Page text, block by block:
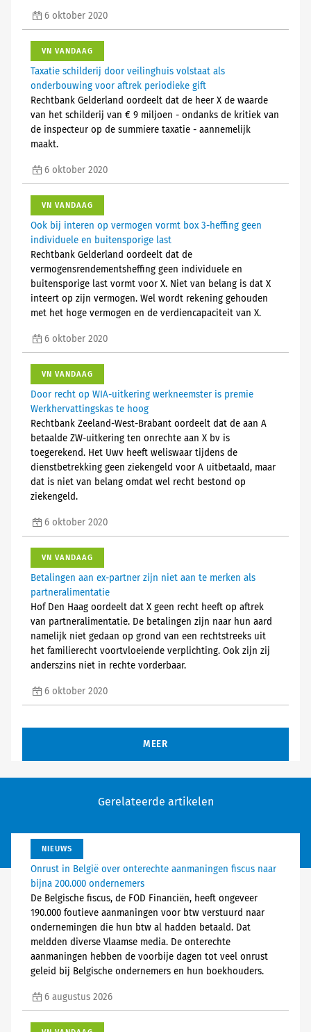
6 oktober 2020
VN VANDAAG
Taxatie schilderij door veilinghuis volstaat als
onderbouwing voor aftrek periodieke gift
Rechtbank Gelderland oordeelt dat de heer X de waarde
van het schilderij van € 9 miljoen - ondanks de kritiek van
de inspecteur op de summiere taxatie - aannemelijk
maakt.
6 oktober 2020
VN VANDAAG
Ook bij interen op vermogen vormt box 3-heffing geen
individuele en buitensporige last
Rechtbank Gelderland oordeelt dat de
vermogensrendementsheffing geen individuele en
buitensporige last vormt voor X. Niet van belang is dat X
inteert op zijn vermogen. Wel wordt rekening gehouden
met het hoge vermogen en de verdiencapaciteit van X.
6 oktober 2020
VN VANDAAG
Door recht op WIA-uitkering werkneemster is premie
Werkhervattingskas te hoog
Rechtbank Zeeland-West-Brabant oordeelt dat de aan A
betaalde ZW-uitkering ten onrechte aan X bv is
toegerekend. Het Uwv heeft weliswaar tijdens de
dienstbetrekking geen ziekengeld voor A uitbetaald, maar
dat is niet van belang omdat wel recht bestond op
ziekengeld.
6 oktober 2020
VN VANDAAG
Betalingen aan ex-partner zijn niet aan te merken als
partneralimentatie
Hof Den Haag oordeelt dat X geen recht heeft op aftrek
van partneralimentatie. De betalingen zijn naar hun aard
namelijk niet gedaan op grond van een rechtstreeks uit
het familierecht voortvloeiende verplichting. Ook zijn zij
anderszins niet in rechte vorderbaar.
6 oktober 2020
MEER
Gerelateerde artikelen
NIEUWS
Onrust in België over onterechte aanmaningen fiscus naar
bijna 200.000 ondernemers
De Belgische fiscus, de FOD Financiën, heeft ongeveer
190.000 foutieve aanmaningen voor btw verstuurd naar
ondernemingen die hun btw al hadden betaald. Dat
meldden diverse Vlaamse media. De onterechte
aanmaningen hebben de voorbije dagen tot veel onrust
geleid bij Belgische ondernemers en hun boekhouders.
6 augustus 2026